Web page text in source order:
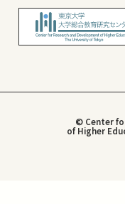
© Center
of Higher